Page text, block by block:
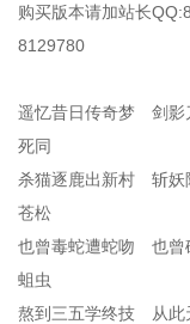
购买版本请加站长
8129780
遥忆昔日传奇梦 剑
死同
杀猫逐鹿出新村 斩
苍松
也曾毒蛇遭蛇吻 也
蛆虫
熬到三五学终技 从